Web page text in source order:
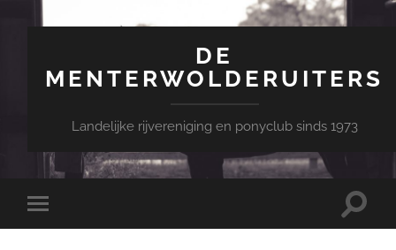
DE
MENTERWOLDERUITERS
Landelijke rijvereniging en ponyclub sinds 1973
Toggle
mobiel
Toggle